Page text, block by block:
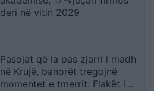
deri në vitin 2029
Pasojat që la pas zjarri i madh
në Krujë, banorët tregojnë
momentet e tmerrit: Flakët i